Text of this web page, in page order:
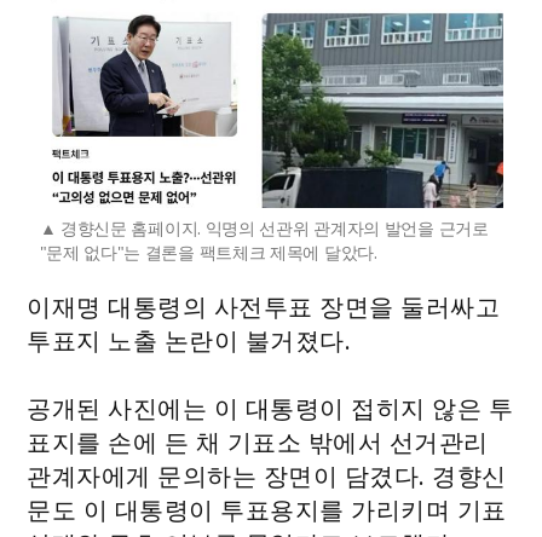
경향신문 홈페이지. 익명의 선관위 관계자의 발언을 근거로
"문제 없다"는 결론을 팩트체크 제목에 달았다.
이재명 대통령의 사전투표 장면을 둘러싸고
투표지 노출 논란이 불거졌다.
공개된 사진에는 이 대통령이 접히지 않은 투
표지를 손에 든 채 기표소 밖에서 선거관리
관계자에게 문의하는 장면이 담겼다. 경향신
문도 이 대통령이 투표용지를 가리키며 기표